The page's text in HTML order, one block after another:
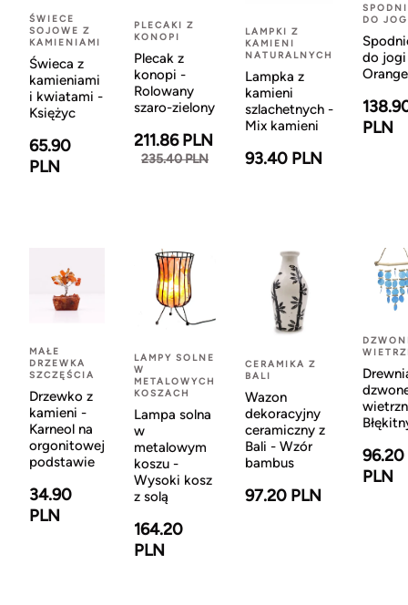
ŚWIECE
SOJOWE Z
KAMIENIAMI
Świeca z
kamieniami
i kwiatami -
Księżyc
65.90
PLN
PLECAKI Z
KONOPI
Plecak z
konopi -
Rolowany
szaro-zielony
211.86 PLN
235.40 PLN
LAMPKI Z
KAMIENI
NATURALNYCH
Lampka z
kamieni
szlachetnych -
Mix kamieni
93.40 PLN
DO
do
Orange
PLN
MAŁE
DRZEWKA
SZCZĘŚCIA
Drzewko z
kamieni -
Karneol na
orgonitowej
podstawie
34.90
PLN
LAMPY SOLNE
W
METALOWYCH
KOSZACH
Lampa solna
w
metalowym
koszu -
Wysoki kosz
z solą
164.20
PLN
CERAMIKA Z
BALI
Wazon
dekoracyjny
ceramiczny z
Bali - Wzór
bambus
97.20 PLN
96.20
PLN